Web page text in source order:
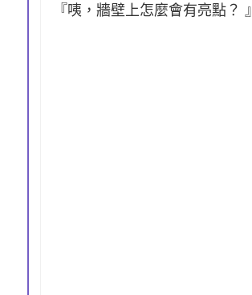
『咦，牆壁上怎麼會有亮點？ 』